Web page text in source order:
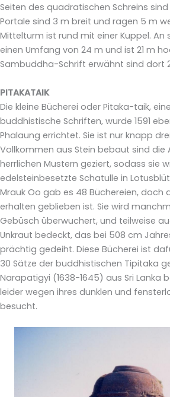
Seiten des quadratischen Schreins
Portale sind 3 m breit und ragen 5 m
Mittelturm ist rund mit einer Kuppel. An
einen Umfang von 24 m und ist 21 m
Sambuddha-Schrift erwähnt sind dort
PITAKATAIK
Die kleine Bücherei oder Pitaka-taik,
buddhistische Schriften, wurde 1591
Phalaung errichtet. Sie ist nur knapp
Vollkommen aus Stein bebaut sind die
herrlichen Mustern geziert, sodass sie
edelsteinbesetzte Schatulle in
Mrauk Oo gab es 48 Büchereien, doch
erhalten geblieben ist. Sie wird
Gebüsch überwuchert, und teilweise
Unkraut bedeckt, das bei 508 cm
prächtig gedeiht. Diese Bücherei ist
30 Sätze der buddhistischen Tipitaka
Narapatigyi (1638-1645) aus Sri Lanka
leider wegen ihres dunklen und
besucht.